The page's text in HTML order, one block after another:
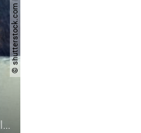
nordkoreas sommerliche empfehlungen